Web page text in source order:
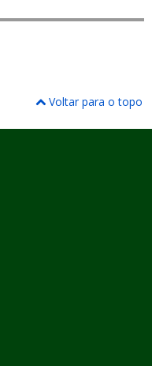
Voltar para o topo